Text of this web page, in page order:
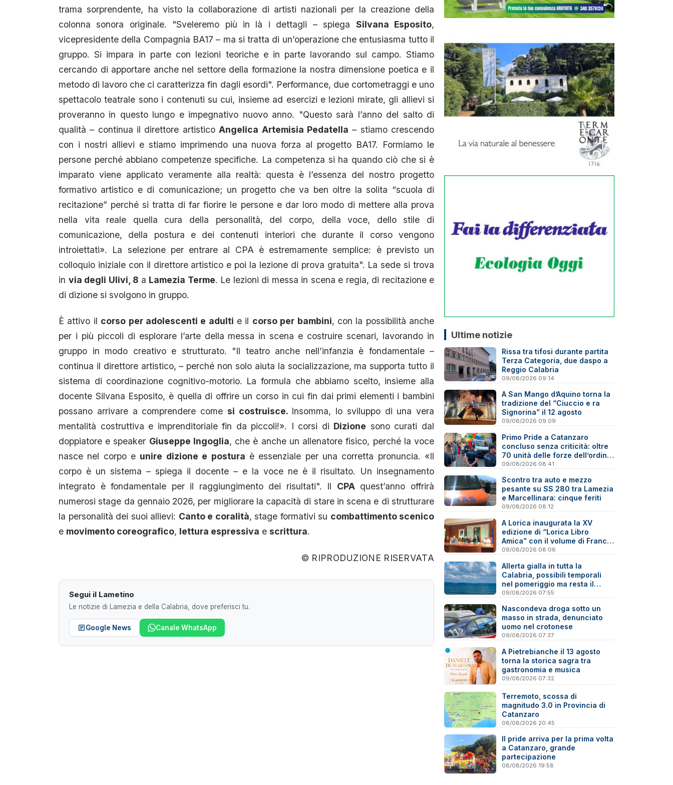
trama sorprendente, ha visto la collaborazione di artisti nazionali per la creazione della
colonna sonora originale. "Sveleremo più in là i dettagli – spiega Silvana Esposito,
vicepresidente della Compagnia BA17 – ma si tratta di un’operazione che entusiasma tutto il
gruppo. Si impara in parte con lezioni teoriche e in parte lavorando sul campo. Stiamo
cercando di apportare anche nel settore della formazione la nostra dimensione poetica e il
metodo di lavoro che ci caratterizza fin dagli esordi". Performance, due cortometraggi e uno
spettacolo teatrale sono i contenuti su cui, insieme ad esercizi e lezioni mirate, gli allievi si
proveranno in questo lungo e impegnativo nuovo anno. "Questo sarà l’anno del salto di
qualità – continua il direttore artisticoAngelica Artemisia Pedatella – stiamo crescendo
con i nostri allievi e stiamo imprimendo una nuova forza al progetto BA17. Formiamo le
persone perché abbiano competenze specifiche. La competenza si ha quando ciò che si è
imparato viene applicato veramente alla realtà: questa è l’essenza del nostro progetto
formativo artistico e di comunicazione; un progetto che va ben oltre la solita “scuola di
recitazione” perché si tratta di far fiorire le persone e dar loro modo di mettere alla prova
nella vita reale quella cura della personalità, del corpo, della voce, dello stile di
comunicazione, della postura e dei contenuti interiori che durante il corso vengono
introiettati». La selezione per entrare al CPA è estremamente semplice: è previsto un
colloquio iniziale con il direttore artistico e poi la lezione di prova gratuita". La sede si trova
in via degli Ulivi, 8 a Lamezia Terme. Le lezioni di messa in scena e regia, di recitazione e
di dizione si svolgono in gruppo.
È attivo il corso per adolescenti e adulti e il corso per bambini, con la possibilità anche
per i più piccoli di esplorare l’arte della messa in scena e costruire scenari, lavorando in
gruppo in modo creativo e strutturato. "Il teatro anche nell’infanzia è fondamentale –
continua il direttore artistico, – perché non solo aiuta la socializzazione, ma supporta tutto il
sistema di coordinazione cognitivo-motorio. La formula che abbiamo scelto, insieme alla
docente Silvana Esposito, è quella di offrire un corso in cui fin dai primi elementi i bambini
possano arrivare a comprendere come si costruisce. Insomma, lo sviluppo di una vera
mentalità costruttiva e imprenditoriale fin da piccoli!». I corsi di Dizione sono curati dal
doppiatore e speaker Giuseppe Ingoglia, che è anche un allenatore fisico, perché la voce
nasce nel corpo e unire dizione e postura è essenziale per una corretta pronuncia. «Il
corpo è un sistema – spiega il docente – e la voce ne è il risultato. Un insegnamento
integrato è fondamentale per il raggiungimento dei risultati". Il CPAquest’anno offrirà
numerosi stage da gennaio 2026, per migliorare la capacità di stare in scena e di strutturare
la personalità dei suoi allievi: Canto e coralità, stage formativi su combattimento scenico
e movimento coreografico, lettura espressiva e scrittura.
© RIPRODUZIONE RISERVATA
Segui il Lametino
Le notizie di Lamezia e della Calabria, dove preferisci tu.
Google News Canale WhatsApp
Ultime notizie
Rissa tra tifosi durante partita
Terza Categoria, due daspo a
Reggio Calabria
09/08/2026 09:14
A San Mango d’Aquino torna la
tradizione del “Ciuccio e ra
Signorina” il 12 agosto
09/08/2026 09:09
Primo Pride a Catanzaro
concluso senza criticità: oltre
70 unità delle forze dell’ordine
impegnate nella sicurezza
09/08/2026 08:41
Scontro tra auto e mezzo
pesante su SS 280 tra Lamezia
e Marcellinara: cinque feriti
09/08/2026 08:12
A Lorica inaugurata la XV
edizione di “Lorica Libro
Amica” con il volume di Franco
Emilio Carlino sul Reventino-
09/08/2026 08:06
Allerta gialla in tutta la
Calabria, possibili temporali
nel pomeriggio ma resta il
caldo
09/08/2026 07:55
Nascondeva droga sotto un
masso in strada, denunciato
uomo nel crotonese
09/08/2026 07:37
A Pietrebianche il 13 agosto
torna la storica sagra tra
gastronomia e musica
09/08/2026 07:32
Terremoto, scossa di
magnitudo 3.0 in Provincia di
Catanzaro
08/08/2026 20:45
Il pride arriva per la prima volta
a Catanzaro, grande
partecipazione
08/08/2026 19:58